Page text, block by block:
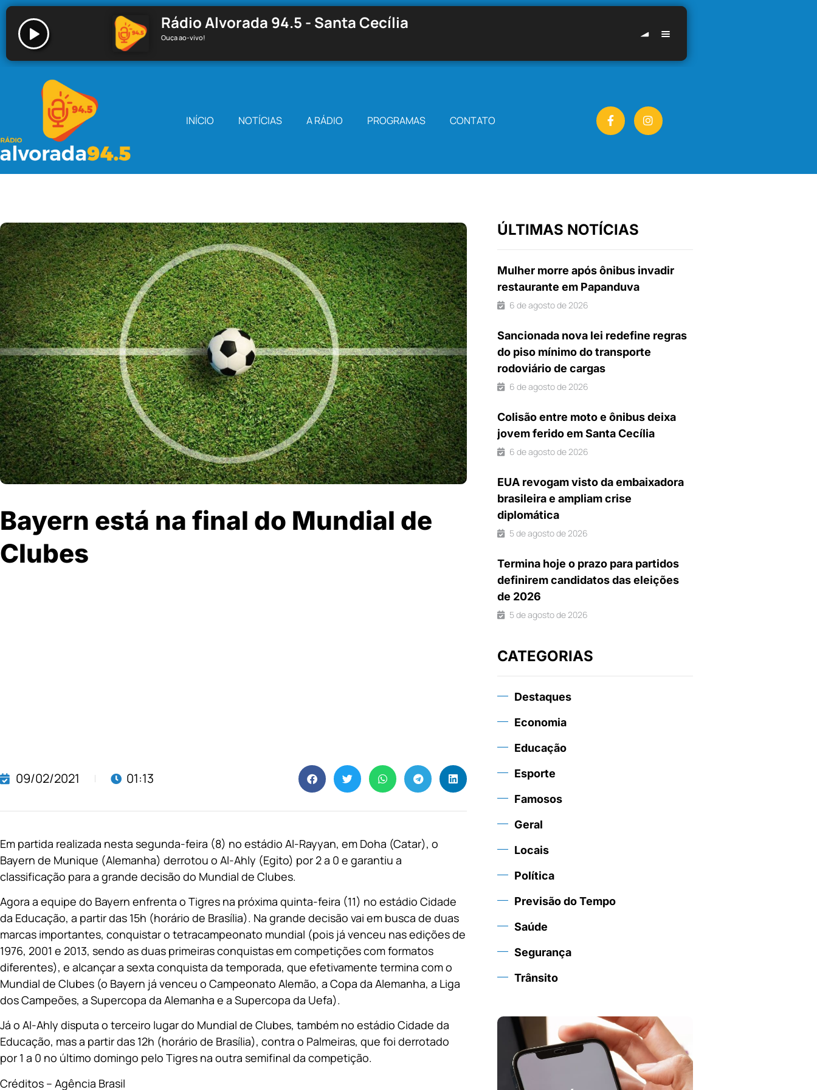
Rádio Alvorada 94.5 - Santa Cecília
Ouça ao-vivo!
Rádio Alvorada 94.5 - Santa Cecília
INÍCIO NOTÍCIAS A RÁDIO PROGRAMAS CONTATO
Bayern está na final do Mundial de
Clubes
09/02/2021 01:13
Em partida realizada nesta segunda-feira (8) no estádio Al-Rayyan, em Doha (Catar), o
Bayern de Munique (Alemanha) derrotou o Al-Ahly (Egito) por 2 a 0 e garantiu a
classificação para a grande decisão do Mundial de Clubes.
Agora a equipe do Bayern enfrenta o Tigres na próxima quinta-feira (11) no estádio Cidade
da Educação, a partir das 15h (horário de Brasília). Na grande decisão vai em busca de duas
marcas importantes, conquistar o tetracampeonato mundial (pois já venceu nas edições de
1976, 2001 e 2013, sendo as duas primeiras conquistas em competições com formatos
diferentes), e alcançar a sexta conquista da temporada, que efetivamente termina com o
Mundial de Clubes (o Bayern já venceu o Campeonato Alemão, a Copa da Alemanha, a Liga
dos Campeões, a Supercopa da Alemanha e a Supercopa da Uefa).
Já o Al-Ahly disputa o terceiro lugar do Mundial de Clubes, também no estádio Cidade da
Educação, mas a partir das 12h (horário de Brasília), contra o Palmeiras, que foi derrotado
por 1 a 0 no último domingo pelo Tigres na outra semifinal da competição.
Créditos – Agência Brasil
ÚLTIMAS NOTÍCIAS
Mulher morre após ônibus invadir
restaurante em Papanduva
6 de agosto de 2026
Sancionada nova lei redefine regras
do piso mínimo do transporte
rodoviário de cargas
6 de agosto de 2026
Colisão entre moto e ônibus deixa
jovem ferido em Santa Cecília
6 de agosto de 2026
EUA revogam visto da embaixadora
brasileira e ampliam crise
diplomática
5 de agosto de 2026
Termina hoje o prazo para partidos
definirem candidatos das eleições
de 2026
5 de agosto de 2026
CATEGORIAS
Destaques
Economia
Educação
Esporte
Famosos
Geral
Locais
Política
Previsão do Tempo
Saúde
Segurança
Trânsito